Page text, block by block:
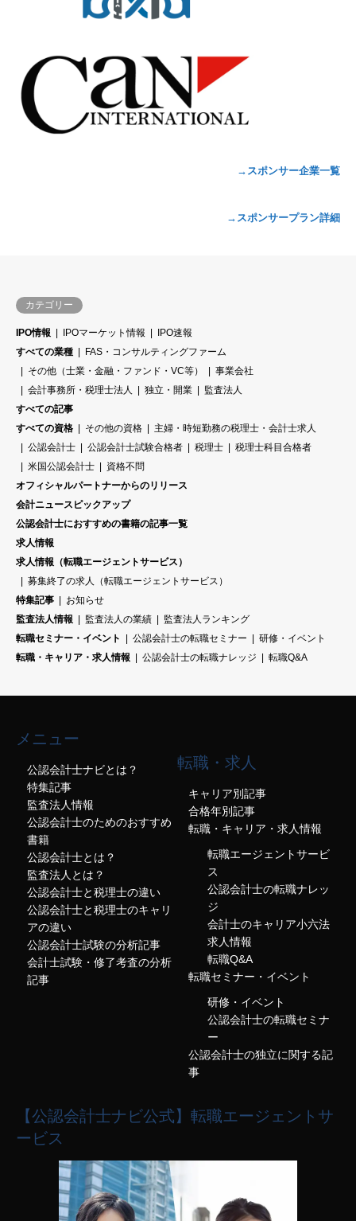
→スポンサー企業一覧
→スポンサープラン詳細
カテゴリー
IPO情報 IPOマーケット情報
IPO速報
すべての業種
FAS・コンサルティングファーム
その他（士業・金融・ファンド・VC等）
事業会社
会計事務所・税理士法人
独立・開業
監査法人
すべての記事
すべての資格
その他の資格
主婦・時短勤務の税理士・会計士求人
公認会計士
公認会計士試験合格者 税理士
税理士科目合格者
米国公認会計士
資格不問
オフィシャルパートナーからのリリース
会計ニュースピックアップ
公認会計士におすすめの書籍の記事一覧
求人情報
求人情報（転職エージェントサービス）
募集終了の求人（転職エージェントサービス）
特集記事
お知らせ
監査法人情報
監査法人の業績
監査法人ランキング
転職セミナー・イベント
公認会計士の転職セミナー
研修・イベント
転職・キャリア・求人情報
公認会計士の転職ナレッジ 転職Q&A
メニュー
公認会計士ナビとは？
特集記事
監査法人情報
公認会計士のためのおすすめ
書籍
公認会計士とは？
監査法人とは？
公認会計士と税理士の違い
公認会計士と税理士のキャリ
アの違い
公認会計士試験の分析記事
会計士試験・修了考査の分析
記事
転職・求人
キャリア別記事
合格年別記事
転職・キャリア・求人情報
転職エージェントサービ
ス
公認会計士の転職ナレッ
ジ
会計士のキャリア小六法
求人情報
転職Q&A
転職セミナー・イベント
研修・イベント
公認会計士の転職セミナ
ー
公認会計士の独立に関する記
事
【公認会計士ナビ公式】転職エージェントサ
ービス